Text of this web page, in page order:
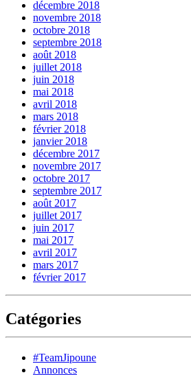
décembre 2018
novembre 2018
octobre 2018
septembre 2018
août 2018
juillet 2018
juin 2018
mai 2018
avril 2018
mars 2018
février 2018
janvier 2018
décembre 2017
novembre 2017
octobre 2017
septembre 2017
août 2017
juillet 2017
juin 2017
mai 2017
avril 2017
mars 2017
février 2017
Catégories
#TeamJipoune
Annonces